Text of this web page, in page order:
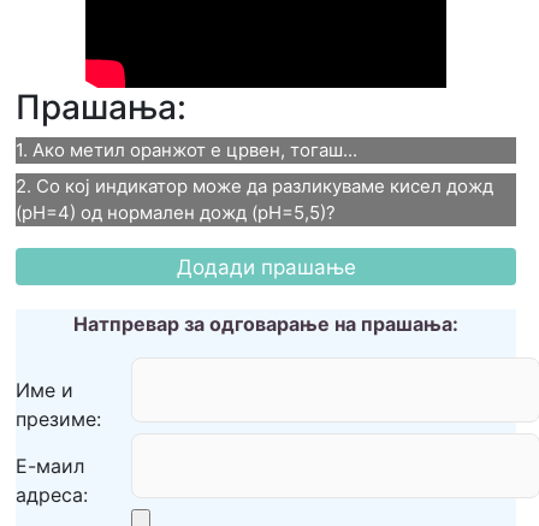
Прашања:
1. Ако метил оранжот е црвен, тогаш...
1. Ако метил оранжот е
црвен, тогаш...
pH = 4
pH = 10
pH = 14
2. Со кој индикатор може да разликуваме кисел дожд
(pH=4) од нормален дожд (pH=5,5)?
2. Со кој индикатор може да
разликуваме кисел дожд
(pH=5,5)?
Метил оранж
Натпревар за одговарање на прашања:
Име и
презиме:
Е-маил
адреса: